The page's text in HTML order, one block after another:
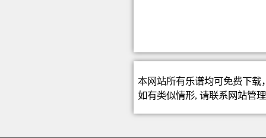
本网站所有乐谱均可免费下
如有类似情形, 请联系网站管